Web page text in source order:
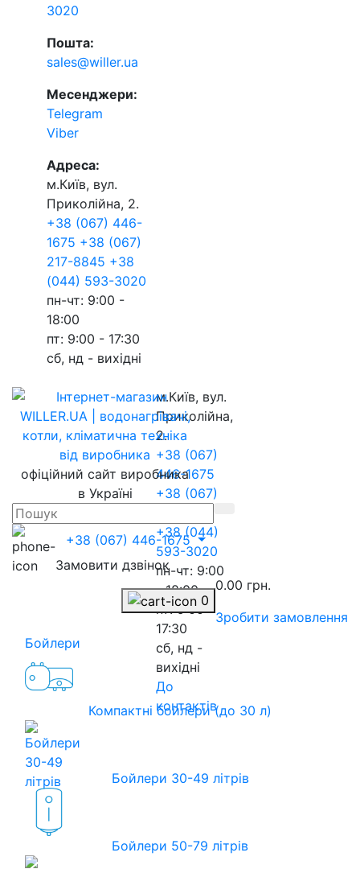
3020
Пошта:
sales@willer.ua
Месенджери:
Telegram
Viber
Адреса:
м.Київ, вул.
Приколійна, 2.
+38 (067) 446-
1675 +38 (067)
217-8845 +38
(044) 593-3020
пн-чт: 9:00 -
18:00
пт: 9:00 - 17:30
сб, нд - вихідні
м.Київ, вул.
Приколійна,
2.
+38 (067)
446-1675
+38 (067)
+38 (044)
593-3020
пн-чт: 9:00
- 18:00
пт: 9:00 -
17:30
сб, нд -
вихідні
До
контактів
офіційний сайт виробника
в Україні
+38 (067) 446-1675
Замовити дзвінок
0
0.00 грн.
Зробити замовлення
Бойлери
Компактні бойлери (до 30 л)
Бойлери 30-49 літрів
Бойлери 50-79 літрів